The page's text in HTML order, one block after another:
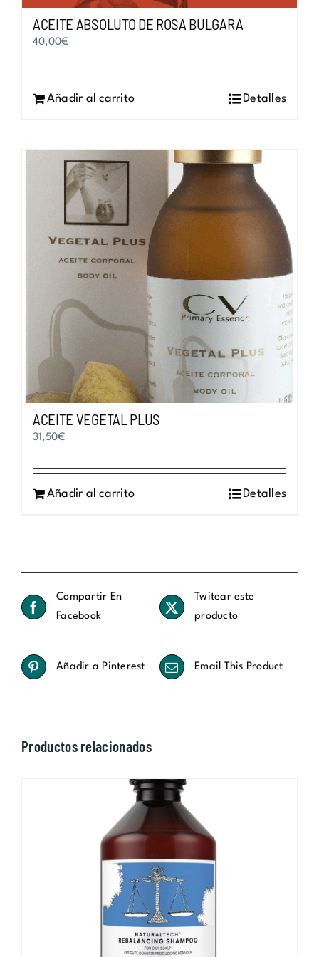
ACEITE ABSOLUTO DE ROSA BULGARA
40,00€
Añadir al carrito Detalles
ACEITE VEGETAL PLUS
31,50€
Añadir al carrito Detalles
Compartir En
Facebook
Twitear este
producto
Añadir a Pinterest Email This Product
Productos relacionados